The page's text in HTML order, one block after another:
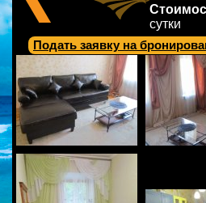
сутки
Подать заявку на